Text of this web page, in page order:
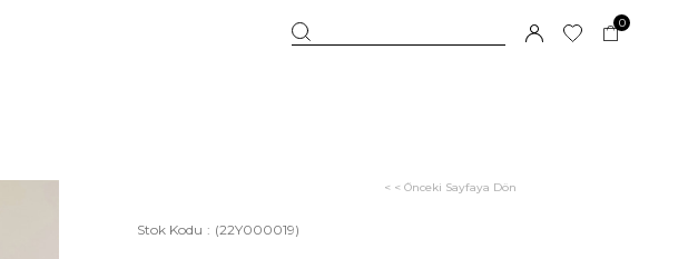
0
< < Önceki Sayfaya Dön
Stok Kodu (22Y000019)